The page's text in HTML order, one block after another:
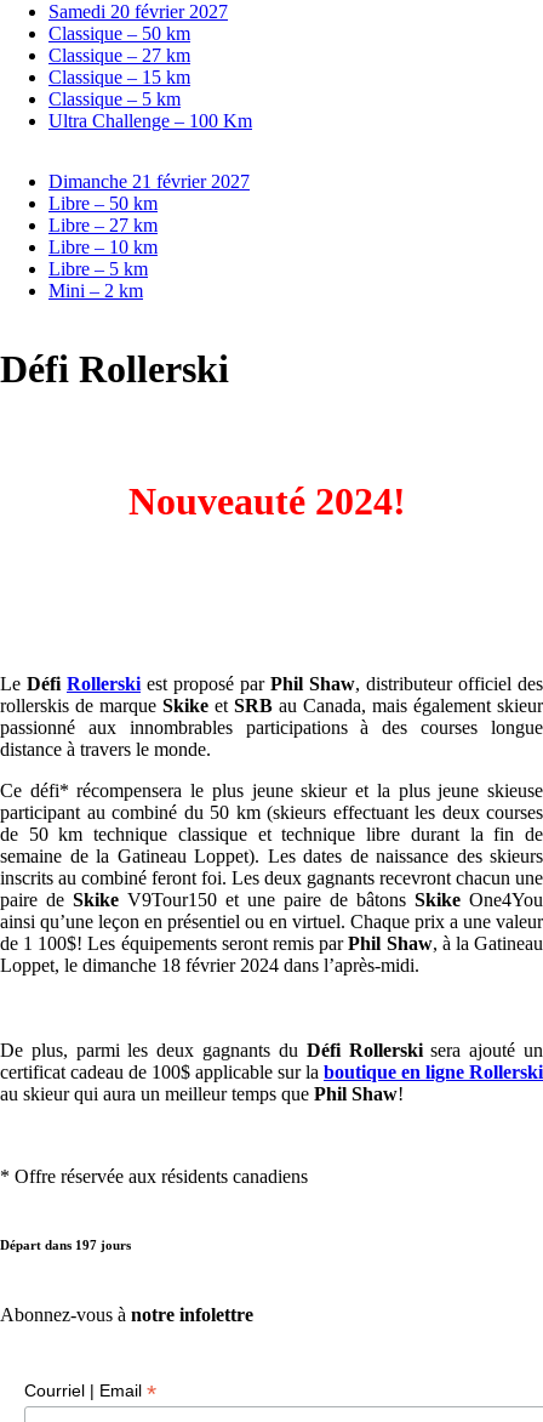
Samedi 20 février 2027
Classique – 50 km
Classique – 27 km
Classique – 15 km
Classique – 5 km
Ultra Challenge – 100 Km
Dimanche 21 février 2027
Libre – 50 km
Libre – 27 km
Libre – 10 km
Libre – 5 km
Mini – 2 km
Défi Rollerski
Nouveauté 2024!
Le Défi Rollerski est proposé par Phil Shaw, distributeur officiel des
rollerskis de marque Skike et SRB au Canada, mais également skieur
passionné aux innombrables participations à des courses longue
distance à travers le monde.
Ce défi* récompensera le plus jeune skieur et la plus jeune skieuse
participant au combiné du 50 km (skieurs effectuant les deux courses
de 50 km technique classique et technique libre durant la fin de
semaine de la Gatineau Loppet). Les dates de naissance des skieurs
inscrits au combiné feront foi. Les deux gagnants recevront chacun une
paire de Skike V9Tour150 et une paire de bâtons Skike One4You
ainsi qu’une leçon en présentiel ou en virtuel. Chaque prix a une valeur
de 1 100$! Les équipements seront remis parPhil Shaw, à la Gatineau
Loppet, le dimanche 18 février 2024 dans l’après-midi.
De plus, parmi les deux gagnants du Défi Rollerskisera ajouté un
certificat cadeau de 100$ applicable sur la boutique en ligne Rollerski
au skieur qui aura un meilleur temps que Phil Shaw!
* Offre réservée aux résidents canadiens
Départ dans 197 jours
Abonnez-vous à notre infolettre
Courriel | Email *